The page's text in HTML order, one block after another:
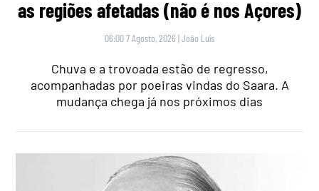
as regiões afetadas (não é nos Açores)
06:00 7 Agosto, 2026 |João Luís
Chuva e a trovoada estão de regresso,
acompanhadas por poeiras vindas do Saara. A
mudança chega já nos próximos dias